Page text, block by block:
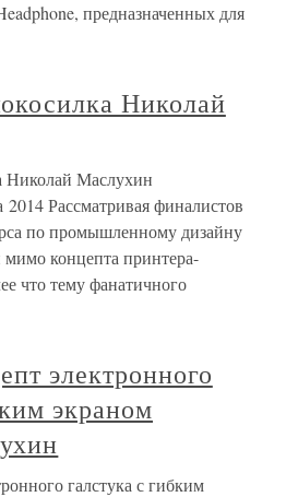
предназначенных для
Николай
Николай Маслухин
Рассматривая финалистов
по промышленному дизайну
концепта принтера-
что тему фанатичного
электронного
экраном
галстука с гибким